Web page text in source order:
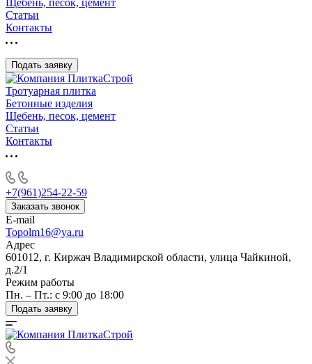
Щебень, песок, цемент
Статьи
Контакты
Подать заявку
Тротуарная плитка
Бетонные изделия
Щебень, песок, цемент
Статьи
Контакты
+7(961)254-22-59
Заказать звонок
E-mail
Topolm16@ya.ru
Адрес
601012, г. Киржач Владимирской области, улица Чайкиной,
д.2/1
Режим работы
Пн. – Пт.: с 9:00 до 18:00
Подать заявку